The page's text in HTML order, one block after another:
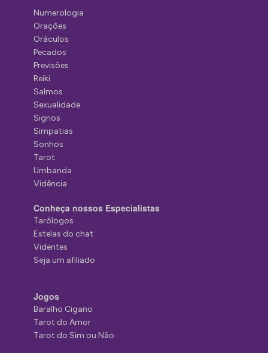
Numerologia
Orações
Oráculos
Pecados
Previsões
Reiki
Salmos
Sexualidade
Signos
Simpatias
Sonhos
Tarot
Umbanda
Vidência
Conheça nossos Especialistas
Tarólogos
Estelas do chat
Videntes
Seja um afiliado
Jogos
Baralho Cigano
Tarot do Amor
Tarot do Sim ou Não